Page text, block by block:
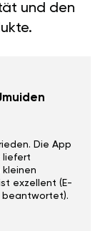
und den
Die App
liefert
exzellent (E-
beantwortet).